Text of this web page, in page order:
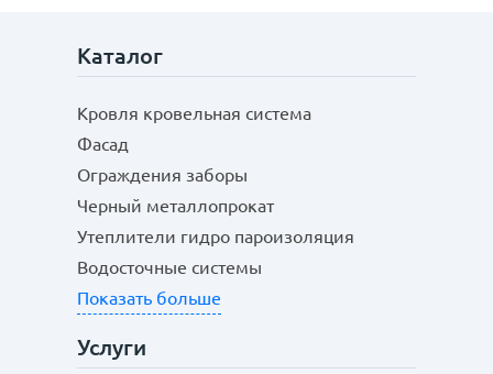
Каталог
Кровля кровельная система
Фасад
Ограждения заборы
Черный металлопрокат
Утеплители гидро пароизоляция
Водосточные системы
Показать больше
Услуги